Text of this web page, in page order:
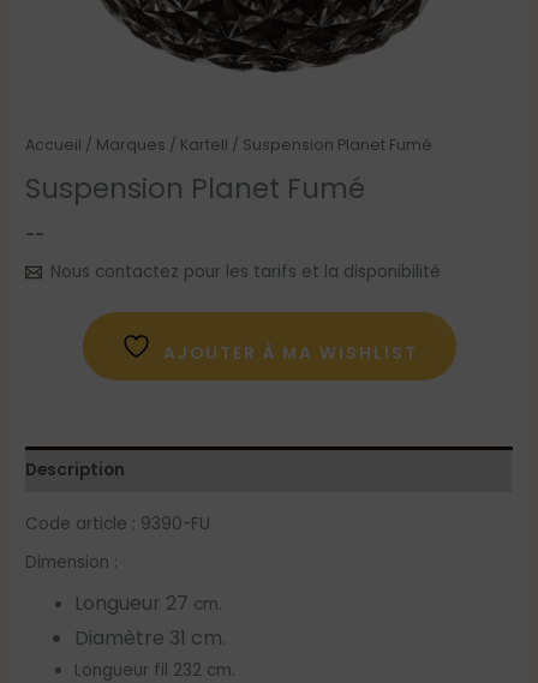
Accueil / Marques / Kartell / Suspension Planet Fumé
Suspension Planet Fumé
--
Nous contactez pour les tarifs et la disponibilité
AJOUTER À MA WISHLIST
Description
Code article : 9390-FU
Dimension :
Longueur 27 cm.
Diamètre 31 cm.
Longueur fil 232 cm.